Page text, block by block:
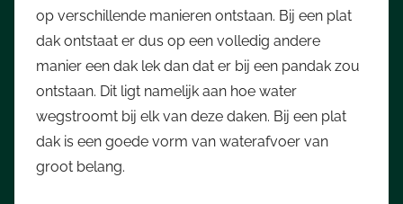
op verschillende manieren ontstaan. Bij een plat
dak ontstaat er dus op een volledig andere
manier een dak lek dan dat er bij een pandak zou
ontstaan. Dit ligt namelijk aan hoe water
wegstroomt bij elk van deze daken. Bij een plat
dak is een goede vorm van waterafvoer van
groot belang.